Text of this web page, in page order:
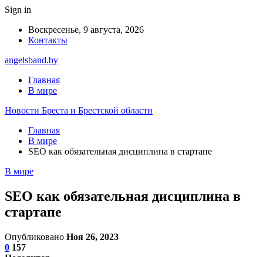
Sign in
Воскресенье, 9 августа, 2026
Контакты
angelsband.by
Главная
В мире
Новости Бреста и Брестской области
Главная
В мире
SEO как обязательная дисциплина в стартапе
В мире
SEO как обязательная дисциплина в
стартапе
Опубликовано Ноя 26, 2023
0 157